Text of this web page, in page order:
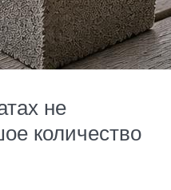
не
количество